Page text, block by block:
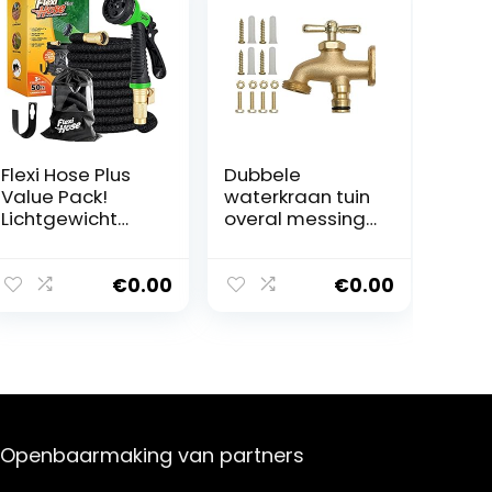
Flexi Hose Plus
Value Pack!
Lichtgewicht
functies
tuinslangen –
haak voor
€0.00
Dubbele
waterkraan tuin
overal messing
met adapter
aansluiting
met
€0.00
Openbaarmaking van partners